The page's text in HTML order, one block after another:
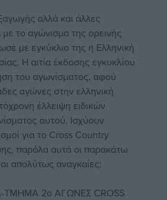
αλλά και άλλες
με το αγώνισμα της ορεινής
με εγκύκλιο της η Ελληνική
Η αιτία έκδοσης εγκυκλίου
του αγωνίσματος, αφού
αγώνες στην ελληνική
έλλειψη ειδικών
αυτού. Ισχύουν
για το Cross Country
παρόλα αυτά οι παρακάτω
απολύτως αναγκαίες:
2ο ΑΓΩΝΕΣ CROSS